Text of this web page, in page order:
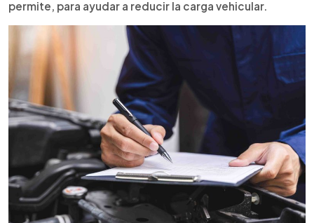
permite, para ayudar a reducir la carga vehicular.